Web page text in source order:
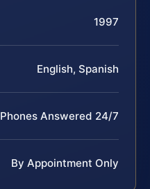
1997
English, Spanish
Phones Answered 24/7
By Appointment Only